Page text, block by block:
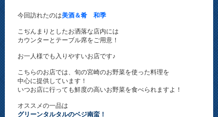
今回訪れたのは美酒＆肴 和季
こぢんまりとしたお洒落な店内には
カウンターとテーブル席をご用意！
お一人様でも入りやすいお店です♪
こちらのお店では、旬の宮崎のお野菜を使った料理を
中心に提供しています！
いつお店に行っても鮮度の高いお野菜を食べられますよ！
オススメの一品は
グリーンタルタルのベジ南蛮！